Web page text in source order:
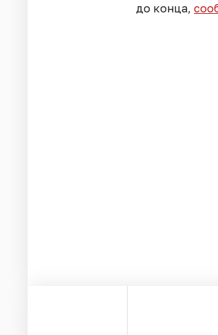
до конца,